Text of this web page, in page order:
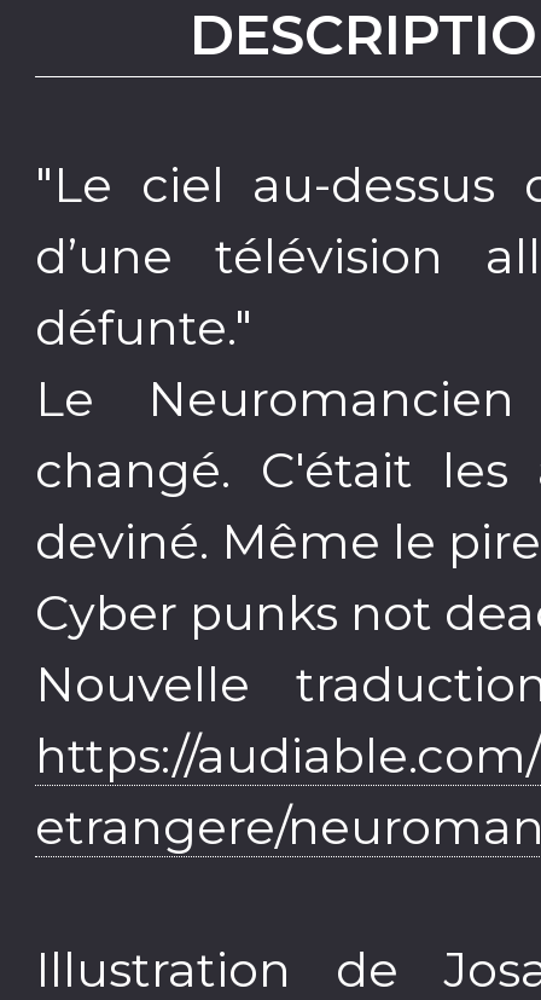
"Le ciel au-
d’une télévision
défunte."
Le
changé. C'était
deviné. Même le
Cyber punks not
Nouvelle
https://
etrangere/
Illustration de